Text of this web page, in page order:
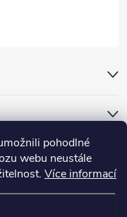
pohodlné
webu neustále
Více informací